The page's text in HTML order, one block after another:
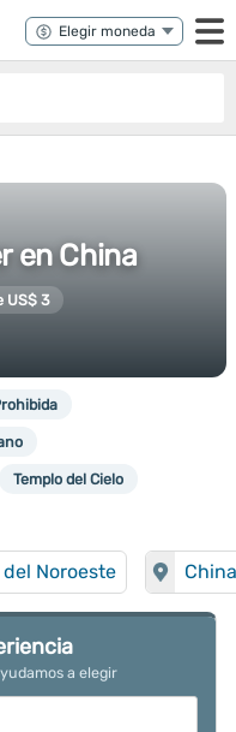
en China
US$ 3
Templo del Cielo
Noroeste
a elegir